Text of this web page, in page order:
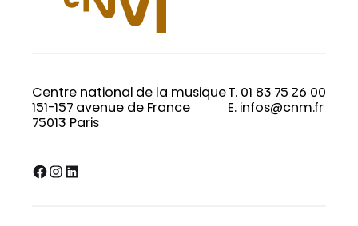
Centre national de la musique
151-157 avenue de France
75013 Paris
T. 01 83 75 26 00
E. infos@cnm.fr
Facebook InstagramLinkedIn